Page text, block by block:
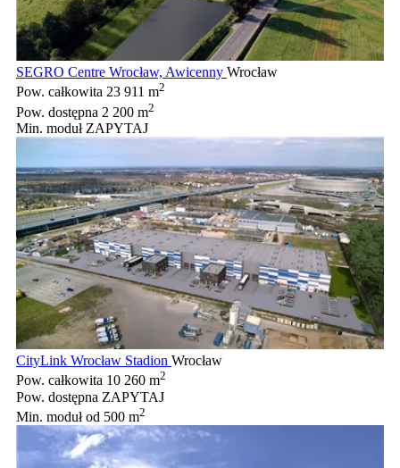
SEGRO Centre Wrocław, Awicenny Wrocław
Pow. całkowita 23 911 m2
Pow. dostępna 2 200 m2
Min. moduł ZAPYTAJ
CityLink Wrocław Stadion Wrocław
Pow. całkowita 10 260 m2
Pow. dostępna ZAPYTAJ
Min. modułod 500 m2